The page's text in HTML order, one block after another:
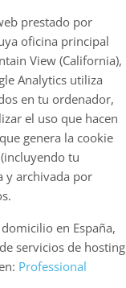
prestado por
oficina principal
View (California),
Analytics utiliza
en tu ordenador,
el uso que hacen
genera la cookie
tu
y archivada por
en España,
servicios de hosting
Professional